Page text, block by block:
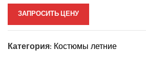
ЗАПРОСИТЬ ЦЕНУ
Категория: Костюмы летние